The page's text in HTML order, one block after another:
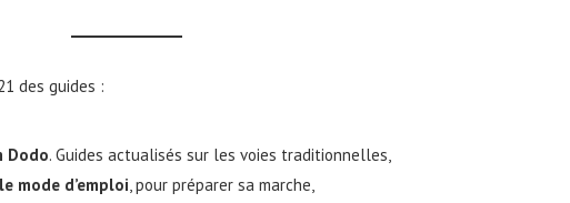
des guides :
Dodo. Guides actualisés sur les voies traditionnelles,
mode d’emploi, pour préparer sa marche,